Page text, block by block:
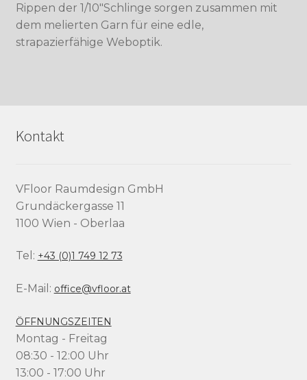
Rippen der 1/10″Schlinge sorgen zusammen mit
dem melierten Garn für eine edle,
strapazierfähige Weboptik.
Kontakt
VFloor Raumdesign GmbH
Grundäckergasse 11
1100 Wien - Oberlaa
Tel: +43 (0)1 749 12 73
E-Mail: office@vfloor.at
ÖFFNUNGSZEITEN
Montag - Freitag
08:30 - 12:00 Uhr
13:00 - 17:00 Uhr